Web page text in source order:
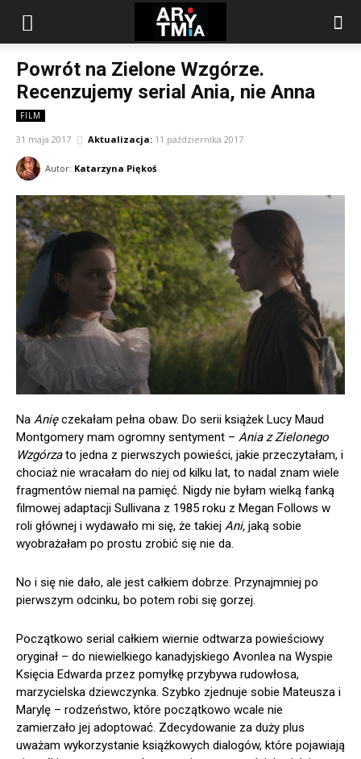
arytmia.eu
Powrót na Zielone Wzgórze.
Recenzujemy serial Ania, nie Anna
FILM
31 maja 2017 Aktualizacja: 11 października 2017
Autor: Katarzyna Piękoś
Na Anięczekałam pełna obaw. Do serii książek Lucy Maud
Montgomery mam ogromny sentyment – Ania z Zielonego
Wzgórzato jedna z pierwszych powieści, jakie przeczytałam, i
chociaż nie wracałam do niej od kilku lat, to nadal znam wiele
fragmentów niemal na pamięć. Nigdy nie byłam wielką fanką
filmowej adaptacji Sullivana z 1985 roku z Megan Follows w
roli głównej i wydawało mi się, że takiej Ani, jaką sobie
wyobrażałam po prostu zrobić się nie da.
No i się nie dało, ale jest całkiem dobrze. Przynajmniej po
pierwszym odcinku, bo potem robi się gorzej.
Początkowo serial całkiem wiernie odtwarza powieściowy
oryginał – do niewielkiego kanadyjskiego Avonlea na Wyspie
Księcia Edwarda przez pomyłkę przybywa rudowłosa,
marzycielska dziewczynka. Szybko zjednuje sobie Mateusza i
Marylę – rodzeństwo, które początkowo wcale nie
zamierzało jej adoptować. Zdecydowanie za duży plus
uważam wykorzystanie książkowych dialogów, które pojawiają